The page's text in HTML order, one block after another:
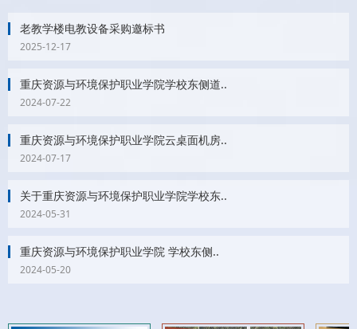
老教学楼电教设备采购邀标书
2025-12-17
重庆资源与环境保护职业学院学校东侧道..
2024-07-22
重庆资源与环境保护职业学院云桌面机房..
2024-07-17
关于重庆资源与环境保护职业学院学校东..
2024-05-31
重庆资源与环境保护职业学院 学校东侧..
2024-05-20